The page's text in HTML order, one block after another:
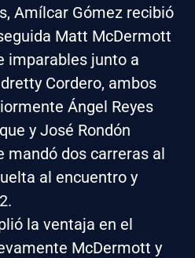
Amílcar Gómez recibió
Matt McDermott
imparables junto a
Cordero, ambos
Ángel Reyes
y José Rondón
mandó dos carreras al
al encuentro y
la ventaja en el
McDermott y